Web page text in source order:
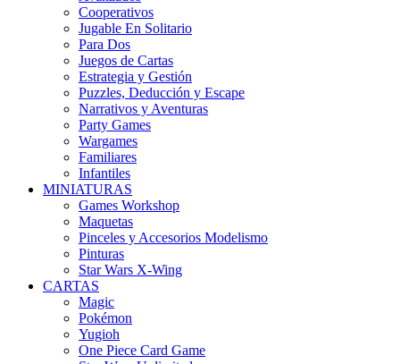
Cooperativos
Jugable En Solitario
Para Dos
Juegos de Cartas
Estrategia y Gestión
Puzzles, Deducción y Escape
Narrativos y Aventuras
Party Games
Wargames
Familiares
Infantiles
MINIATURAS
Games Workshop
Maquetas
Pinceles y Accesorios Modelismo
Pinturas
Star Wars X-Wing
CARTAS
Magic
Pokémon
Yugioh
One Piece Card Game